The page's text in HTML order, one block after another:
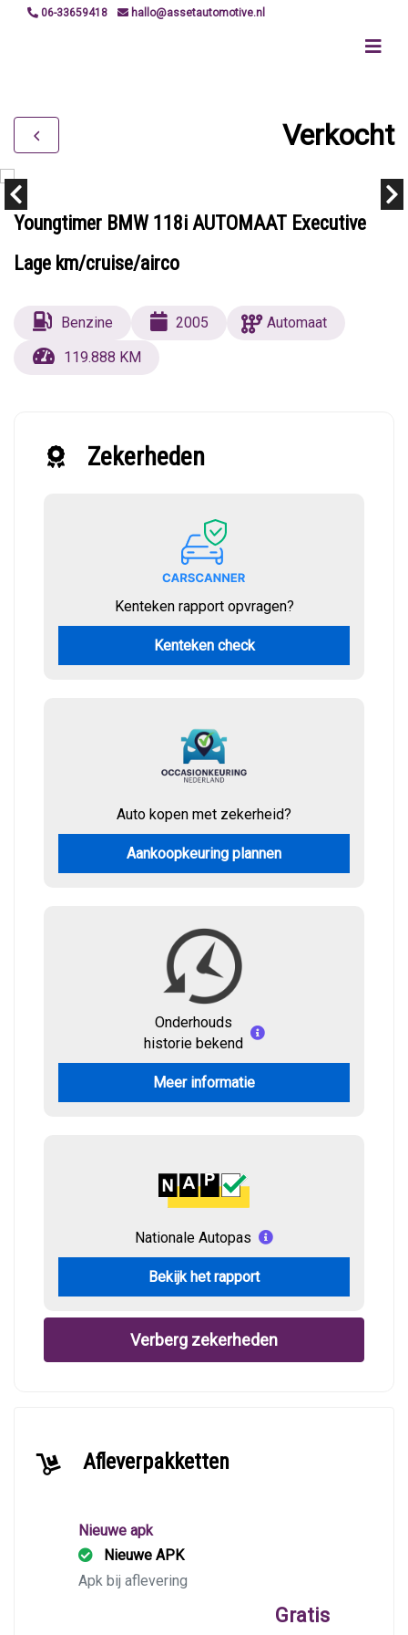
06-33659418 hallo@assetautomotive.nl
Verkocht
Youngtimer BMW 118i AUTOMAAT Executive
Lage km/cruise/airco
Benzine 2005
Automaat
119.888 KM
Zekerheden
Kenteken rapport opvragen?
Kenteken check
Auto kopen met zekerheid?
Aankoopkeuring plannen
Onderhouds
historie bekend
Meer informatie
Nationale Autopas
Bekijk het rapport
Verberg zekerheden
Afleverpakketten
Nieuwe apk
Nieuwe APK
Apk bij aflevering
Gratis